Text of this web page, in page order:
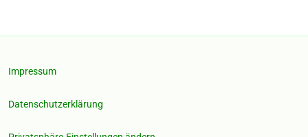
Impressum
Datenschutzerklärung